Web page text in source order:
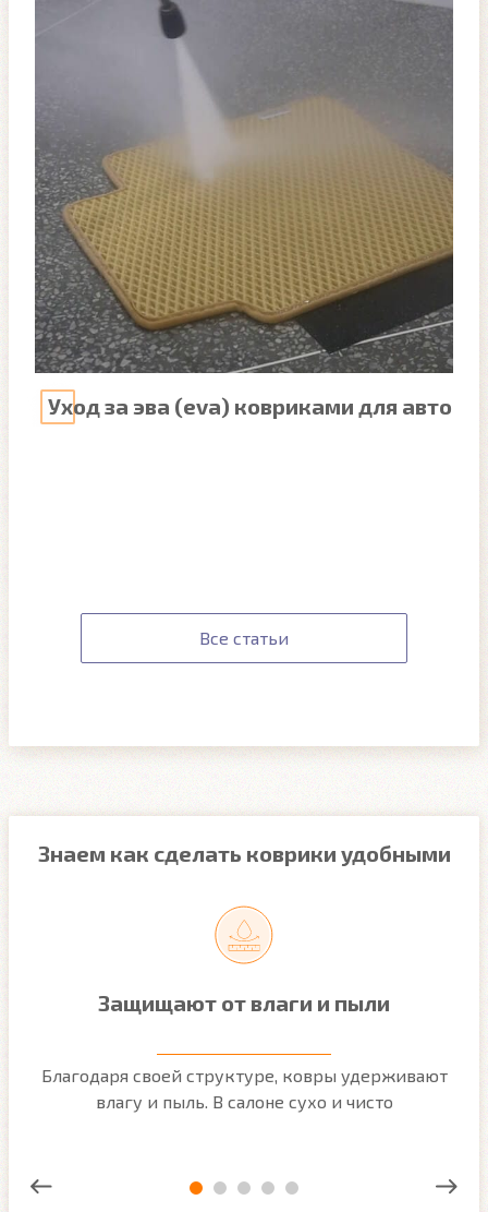
Уход за эва (eva) ковриками для авто
Все статьи
Знаем как сделать коврики удобными
Защищают от влаги и пыли
Благодаря своей структуре, ковры удерживают
влагу и пыль. В салоне сухо и чисто